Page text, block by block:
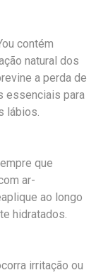
contém
natural dos
a perda de
essenciais para
lábios.
que
ar-
ao longo
hidratados.
irritação ou